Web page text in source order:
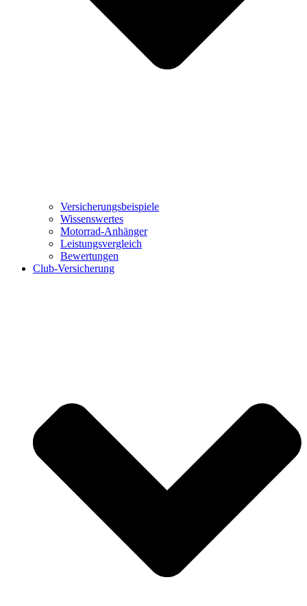
Versicherungsbeispiele
Wissenswertes
Motorrad-Anhänger
Leistungsvergleich
Bewertungen
Club-Versicherung